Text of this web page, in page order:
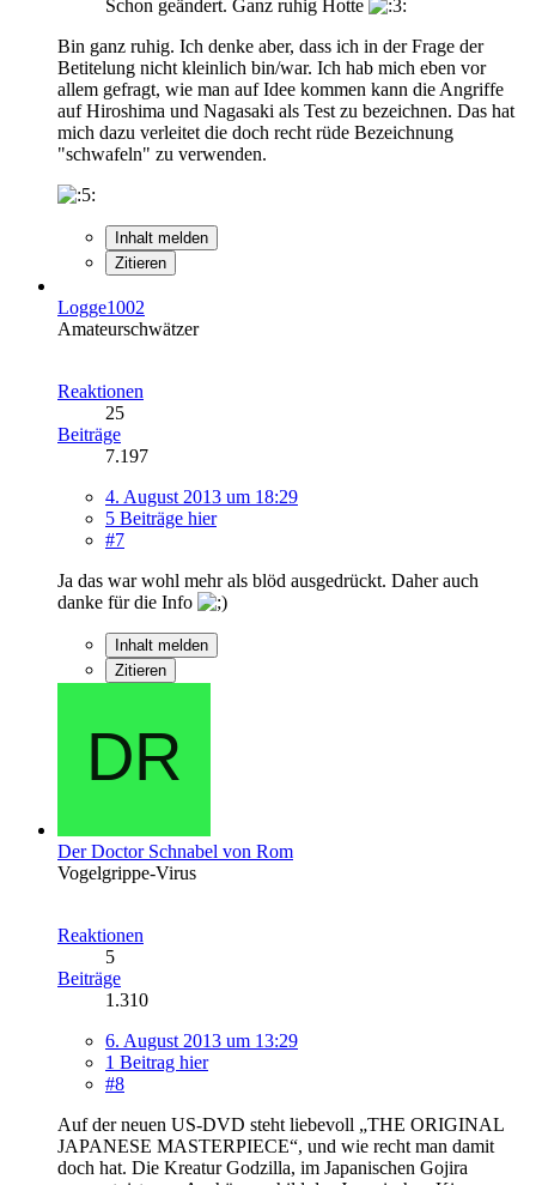
Schon geändert. Ganz ruhig Hotte
Bin ganz ruhig. Ich denke aber, dass ich in der Frage der
Betitelung nicht kleinlich bin/war. Ich hab mich eben vor
allem gefragt, wie man auf Idee kommen kann die Angriffe
auf Hiroshima und Nagasaki als Test zu bezeichnen. Das hat
mich dazu verleitet die doch recht rüde Bezeichnung
"schwafeln" zu verwenden.
Inhalt melden
Zitieren
Logge1002
Amateurschwätzer
Reaktionen
25
Beiträge
7.197
4. August 2013 um 18:29
5 Beiträge hier
#7
Ja das war wohl mehr als blöd ausgedrückt. Daher auch
danke für die Info
Inhalt melden
Zitieren
Der Doctor Schnabel von Rom
Vogelgrippe-Virus
Reaktionen
5
Beiträge
1.310
6. August 2013 um 13:29
1 Beitrag hier
#8
Auf der neuen US-DVD steht liebevoll „THE ORIGINAL
JAPANESE MASTERPIECE“, und wie recht man damit
doch hat. Die Kreatur Godzilla, im Japanischen Gojira